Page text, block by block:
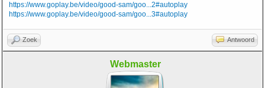
https://www.goplay.be/video/good-sam/goo...2#autoplay
https://www.goplay.be/video/good-sam/goo...3#autoplay
Zoek Antwoord
Webmaster